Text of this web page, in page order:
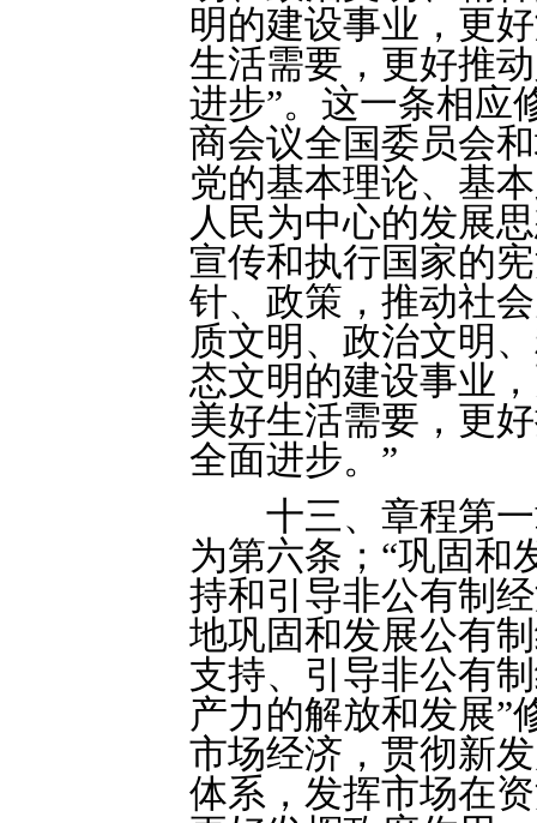
明的建设事业，更
生活需要，更好推
进步”。这一条相应
商会议全国委员会
党的基本理论、基
人民为中心的发展
宣传和执行国家的
针、政策，推动社
质文明、政治文明
态文明的建设事业
美好生活需要，更
全面进步。”
十三、章程第一
为第六条；“巩固和
持和引导非公有制
地巩固和发展公有
支持、引导非公有
产力的解放和发展”
市场经济，贯彻新
体系，发挥市场在